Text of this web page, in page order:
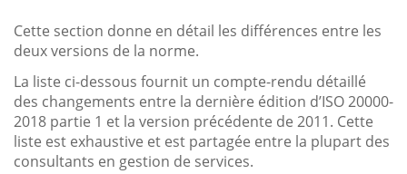
Cette section donne en détail les différences entre les
deux versions de la norme.
La liste ci-dessous fournit un compte-rendu détaillé
des changements entre la dernière édition d’ISO 20000-
2018 partie 1 et la version précédente de 2011. Cette
liste est exhaustive et est partagée entre la plupart des
consultants en gestion de services.